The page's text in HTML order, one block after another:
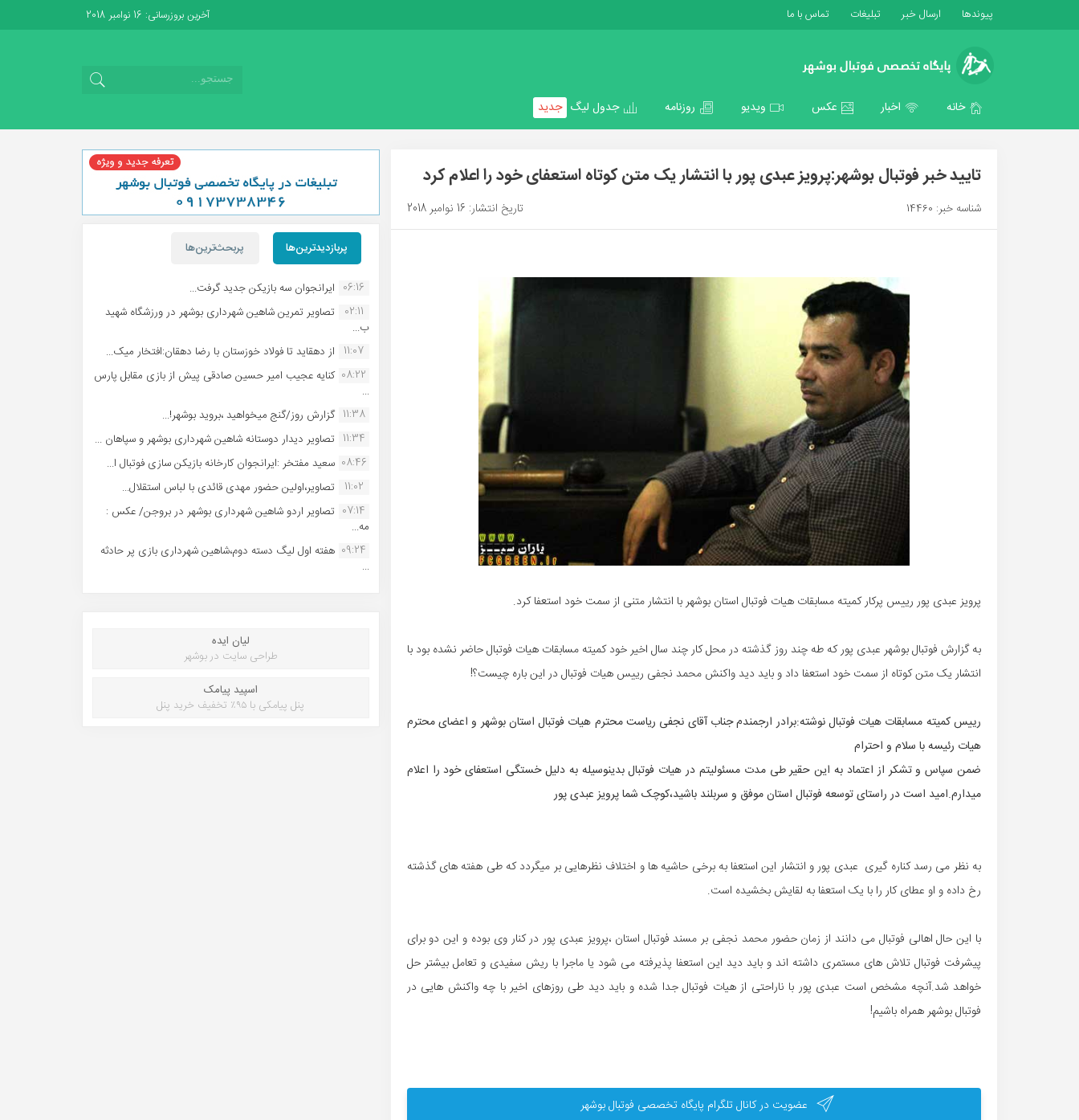
پیوندها ارسال خبر تبلیغات تماس با ما آخرین بروزرسانی: 16 نوامبر 2018
خانه اخبار عکس ویدیو روزنامه جدول لیگ جدید
تایید خبر فوتبال بوشهر:پرویز عبدی پور با انتشار یک متن کوتاه استعفای خود را اعلام کرد
شناسه خبر: 14460 تاریخ انتشار: 16 نوامبر 2018
پرویز عبدی پور رییس پرکار کمیته مسابقات هیات فوتبال استان بوشهر با انتشار متنی از سمت خود استعفا کرد.
به گزارش فوتبال بوشهر عبدی پور که طه چند روز گذشته در محل کار چند سال اخیر خود کمیته مسابقات هیات فوتبال حاضر نشده بود با
انتشار یک متن کوتاه از سمت خود استعفا داد و باید دید واکنش محمد نجفی رییس هیات فوتبال در این باره چیست؟!
رییس کمیته مسابقات هیات فوتبال نوشته:برادر ارجمندم جناب آقای نجفی ریاست محترم هیات فوتبال استان بوشهر و اعضای محترم
هیات رئیسه با سلام و احترام
ضمن سپاس و تشکر از اعتماد به این حقیر طی مدت مسئولیتم در هیات فوتبال بدینوسیله به دلیل خستگی استعفای خود را اعلام
میدارم.امید است در راستای توسعه فوتبال استان موفق و سربلند باشید،کوچک شما پرویز عبدی پور
به نظر می رسد کناره گیری عبدی پور و انتشار این استعفا به برخی حاشیه ها و اختلاف نظرهایی بر میگردد که طی هفته های گذشته
رخ داده و او عطای کار را با یک استعفا به لقایش بخشیده است.
با این حال اهالی فوتبال می دانند از زمان حضور محمد نجفی بر مسند فوتبال استان ،پرویز عبدی پور در کنار وی بوده و این دو برای
پیشرفت فوتبال تلاش های مستمری داشته اند و باید دید این استعفا پذیرفته می شود یا ماجرا با ریش سفیدی و تعامل بیشتر حل
خواهد شد.آنچه مشخص است عبدی پور با ناراحتی از هیات فوتبال جدا شده و باید دید طی روزهای اخیر با چه واکنش هایی در
فوتبال بوشهر همراه باشیم!
عضویت در کانال تلگرام پایگاه تخصصی فوتبال بوشهر
پربازدیدترین‌ها پربحث‌ترین‌ها
06:16 ایرانجوان سه بازیکن جدید گرفت...
02:11
تصاویر تمرین شاهین شهردارى بوشهر در ورزشگاه شهید
ب...
11:07 از دهقاید تا فولاد خوزستان با رضا دهقان:افتخار میک...
08:22 کنایه عجیب امیر حسین صادقی پیش از بازی مقابل پارس
...
11:38 گزارش روز/گنج میخواهید ،بروید بوشهر!...
11:34 تصاویر دیدار دوستانه شاهین شهردارى بوشهر و سپاهان ...
08:46 سعید مفتخر :ایرانجوان کارخانه بازیکن سازی فوتبال ا...
11:02
تصاویر،اولین حضور مهدی قائدی با لباس استقلال...
07:14 تصاویر اردو شاهین شهرداری بوشهر در بروجن/ عکس :
مه...
09:24 هفته اول لیگ دسته دوم،شاهین شهرداری بازی پر حادثه
...
لیان ایده
طراحی سایت در بوشهر
اسپید پیامک
پنل پیامکی با ۹۵٪ تخفیف خرید پنل